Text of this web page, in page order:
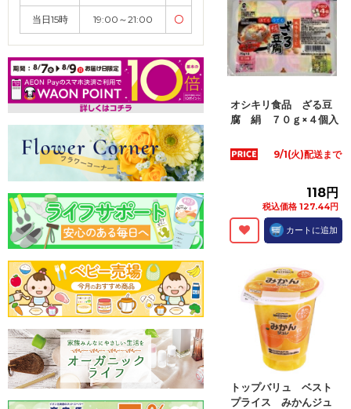
当日15時 19:00～21:00 〇
オシキリ食品 ざる豆
腐 絹 ７０ｇ×４個入
9/1(火)配送まで
118円
税込価格 127.44円
カートに追加
トップバリュ ベスト
プライス みかんジュ